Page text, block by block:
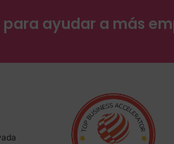
ayudar a más